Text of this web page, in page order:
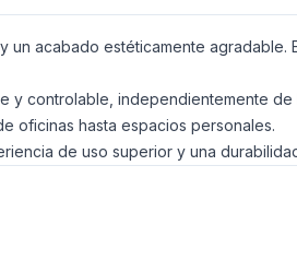
acabado estéticamente agradable.
controlable, independientemente de
oficinas hasta espacios personales.
de uso superior y una